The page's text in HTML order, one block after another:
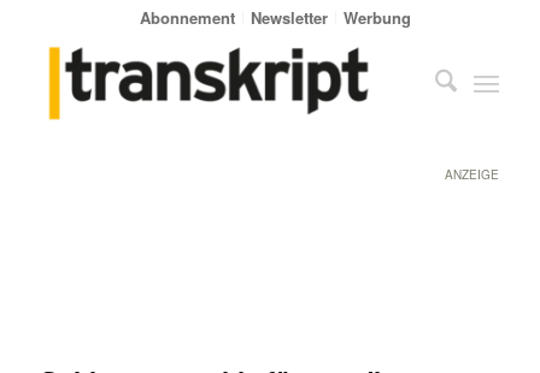
Abonnement Newsletter Werbung
ANZEIGE